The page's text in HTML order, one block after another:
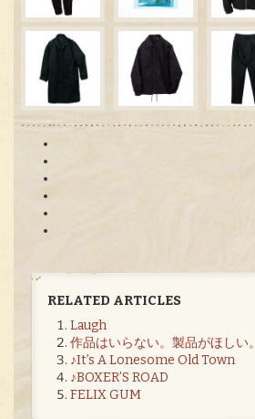
RELATED ARTICLES
Laugh
作品はいらない。製品がほしい。
♪It’s A Lonesome Old Town
♪BOXER’S ROAD
FELIX GUM